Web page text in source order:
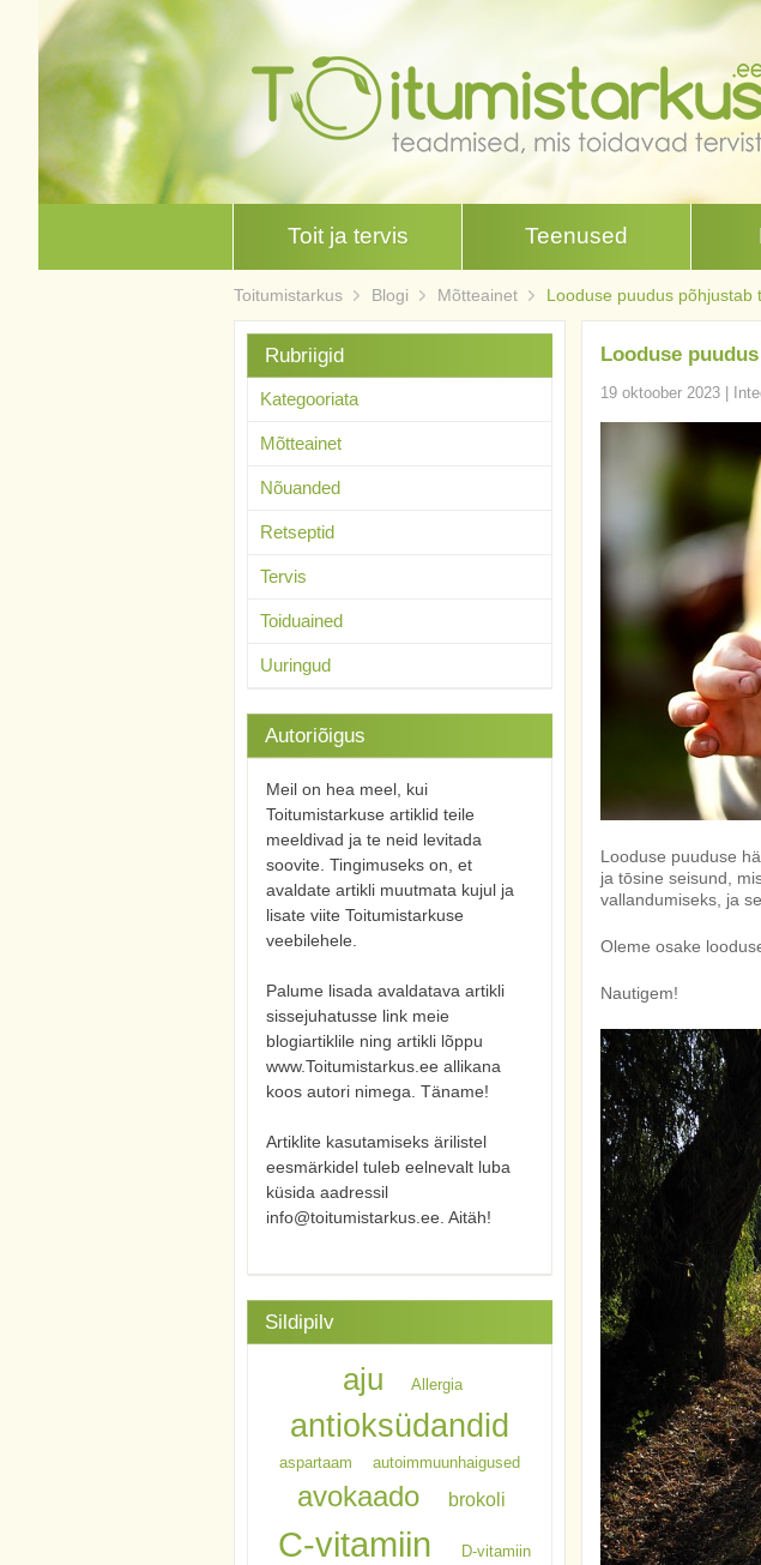
Toit ja tervis Teenused
Toitumistarkus Blogi Mõtteainet Looduse puudus põhjustab
Looduse
19 oktoober 2023|
Looduse puuduse
ja tōsine seisund,
vallandumiseks, ja
Oleme osake
Nautigem!
Rubriigid
Kategooriata
Mõtteainet
Nõuanded
Retseptid
Tervis
Toiduained
Uuringud
Autoriõigus
Meil on hea meel, kui
Toitumistarkuse artiklid teile
meeldivad ja te neid levitada
soovite. Tingimuseks on, et
avaldate artikli muutmata kujul ja
lisate viite Toitumistarkuse
veebilehele.
Palume lisada avaldatava artikli
sissejuhatusse link meie
blogiartiklile ning artikli lõppu
www.Toitumistarkus.ee allikana
koos autori nimega. Täname!
Artiklite kasutamiseks ärilistel
eesmärkidel tuleb eelnevalt luba
küsida aadressil
info@toitumistarkus.ee. Aitäh!
Sildipilv
aju Allergia
antioksüdandid
aspartaam autoimmuunhaigused
avokaado brokoli
C-vitamiin D-vitamiin